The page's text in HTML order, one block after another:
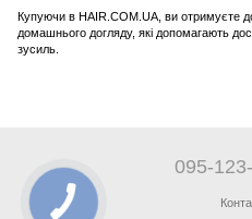
Купуючи в HAIR.COM.UA, ви отримуєте
домашнього догляду, які допомагають
зусиль.
095-